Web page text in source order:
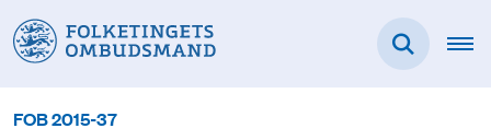
FOB 2015-37